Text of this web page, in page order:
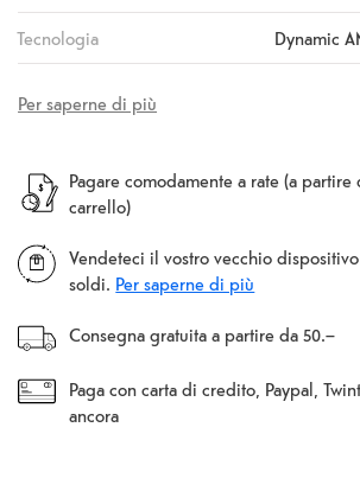
Tecnologia Dynamic
Per saperne di più
Pagare comodamente a rate (a partire
carrello)
Vendeteci il vostro vecchio
soldi. Per saperne di più
Consegna gratuita a partire da 50.–
Paga con carta di credito, Paypal,
ancora